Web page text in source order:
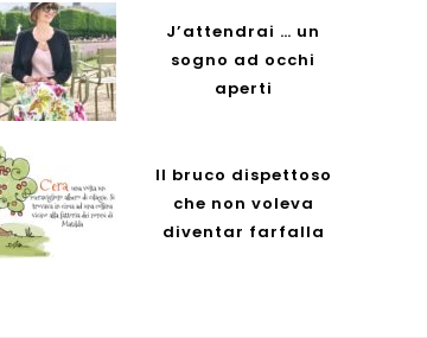
J’attendrai … un
sogno ad occhi
aperti
Il bruco dispettoso
che non voleva
diventar farfalla